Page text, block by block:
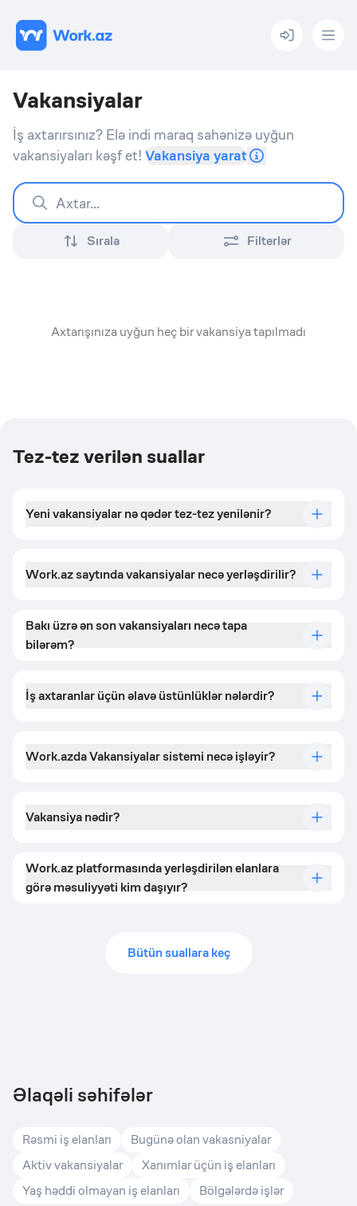
Menu
Vakansiyalar
İş axtarırsınız? Elə indi maraq sahənizə uyğun
vakansiyaları kəşf et! Vakansiya yarat
Sırala Filterlər
Axtarışınıza uyğun heç bir vakansiya tapılmadı
Tez-tez verilən suallar
Yeni vakansiyalar nə qədər tez-tez yenilənir?
Work.az saytında vakansiyalar necə yerləşdirilir?
Bakı üzrə ən son vakansiyaları necə tapa
bilərəm?
İş axtaranlar üçün əlavə üstünlüklər nələrdir?
Work.azda Vakansiyalar sistemi necə işləyir?
Vakansiya nədir?
Work.az platformasında yerləşdirilən elanlara
görə məsuliyyəti kim daşıyır?
Bütün suallara keç
Əlaqəli səhifələr
Rəsmi iş elanları
Bugünə olan vakasniyalar
Aktiv vakansiyalar
Xanımlar üçün iş elanları
Yaş həddi olmayan iş elanları
Bölgələrdə işlər